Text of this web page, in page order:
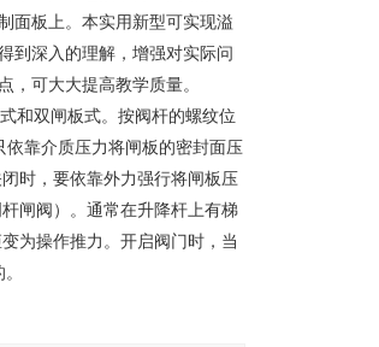
面板上。本实用新型可实现溢
到深入的理解，增强对实际问
可大大提高教学质量。
和双闸板式。按阀杆的螺纹位
靠介质压力将闸板的密封面压
时，要依靠外力强行将闸板压
闸阀）。通常在升降杆上有梯
为操作推力。开启阀门时，当